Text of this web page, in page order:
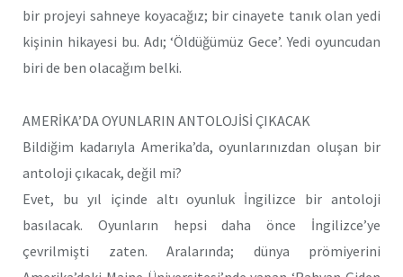
bir projeyi sahneye koyacağız; bir cinayete tanık olan yedi
kişinin hikayesi bu. Adı; ‘Öldüğümüz Gece’. Yedi oyuncudan
biri de ben olacağım belki.
AMERİKA’DA OYUNLARIN ANTOLOJİSİ ÇIKACAK
Bildiğim kadarıyla Amerika’da, oyunlarınızdan oluşan bir
antoloji çıkacak, değil mi?
Evet, bu yıl içinde altı oyunluk İngilizce bir antoloji
basılacak. Oyunların hepsi daha önce İngilizce’ye
çevrilmişti zaten. Aralarında; dünya prömiyerini